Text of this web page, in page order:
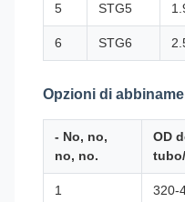
5 STG5
6 STG6
Opzioni di
- No, no,
no, no.
OD
1 320-